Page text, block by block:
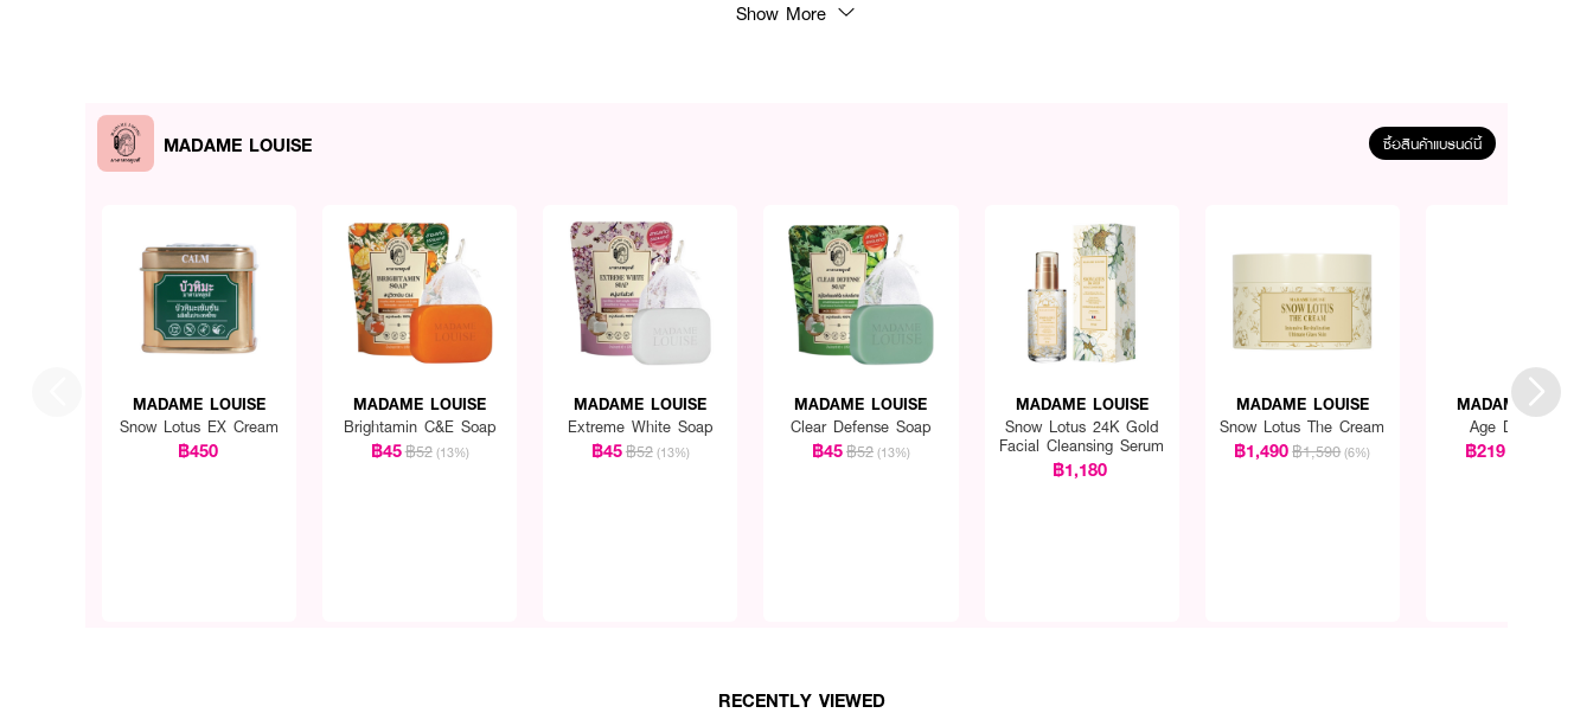
Show More
MADAME LOUISE ซื้อสินค้าแบรนด์นี้
MADAME LOUISE
Snow Lotus EX Cream
฿450
MADAME LOUISE
Brightamin C&E Soap
฿45฿52 (13%)
MADAME LOUISE
Extreme White Soap
฿45฿52 (13%)
MADAME LOUISE
Clear Defense Soap
฿45฿52 (13%)
MADAME LOUISE
Snow Lotus 24K Gold
Facial Cleansing Serum
฿1,180
MADAME LOUISE
Snow Lotus The Cream
฿1,490฿1,590 (6%)
MADAME LOUISE
Age Defy Soap
฿219
RECENTLY VIEWED